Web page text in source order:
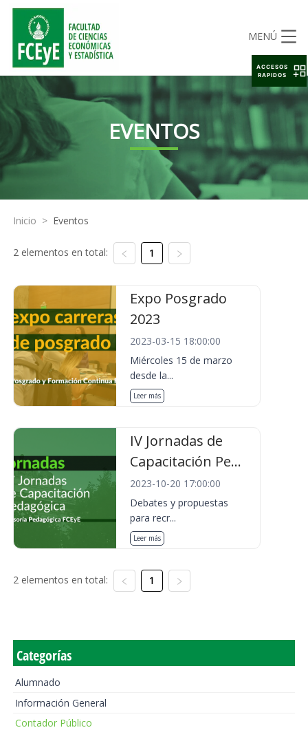
MENÚ
EVENTOS
Inicio > Eventos
2 elementos en total: 1
Expo Posgrado
2023
2023-03-15 18:00:00
Miércoles 15 de marzo
desde la...
Leer más
IV Jornadas de
Capacitación Pe...
2023-10-20 17:00:00
Debates y propuestas
para recr...
Leer más
2 elementos en total: 1
Categorías
Alumnado
Información General
Contador Público
ACCESOS
RAPIDOS